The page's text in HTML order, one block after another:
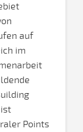
auf
im
Points